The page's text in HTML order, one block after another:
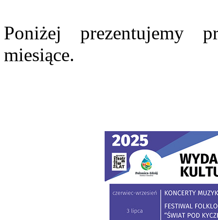
Poniżej prezentujemy
miesiące.